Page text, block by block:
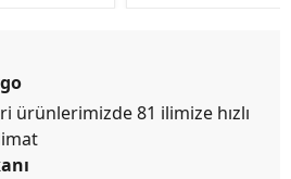
ürünlerimizde 81 ilimize hızlı